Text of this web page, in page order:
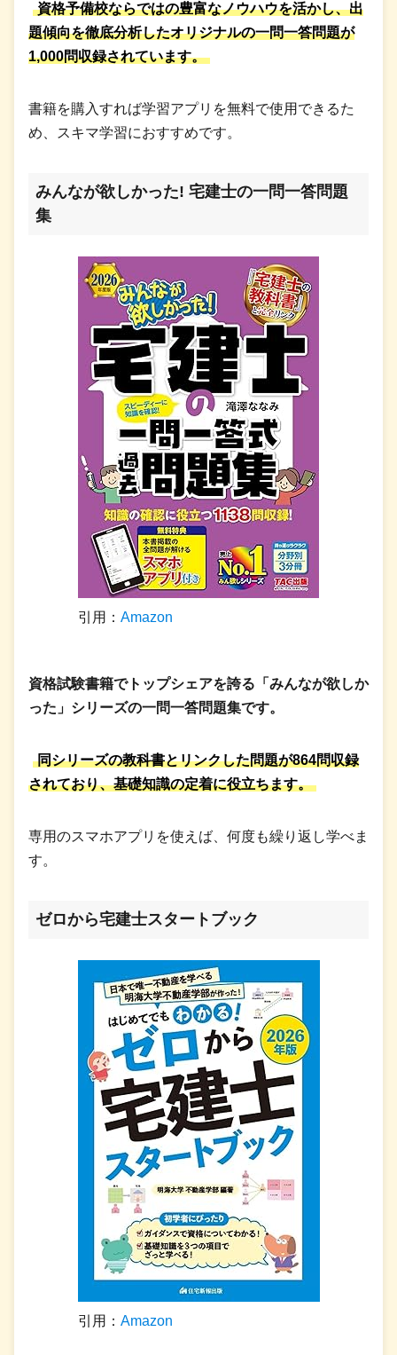
資格予備校ならではの豊富なノウハウを活かし、出
題傾向を徹底分析したオリジナルの一問一答問題が
1,000問収録されています。
書籍を購入すれば学習アプリを無料で使用できるた
め、スキマ学習におすすめです。
みんなが欲しかった! 宅建士の一問一答問題
集
引用： Amazon
資格試験書籍でトップシェアを誇る「みんなが欲しか
った」シリーズの一問一答問題集です。
同シリーズの教科書とリンクした問題が864問収録
されており、基礎知識の定着に役立ちます。
専用のスマホアプリを使えば、何度も繰り返し学べま
す。
ゼロから宅建士スタートブック
引用： Amazon